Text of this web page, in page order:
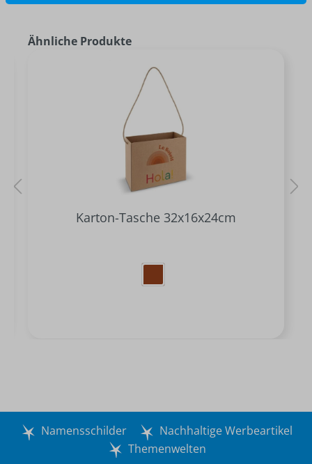
Ähnliche Produkte
Karton-Tasche 32x16x24cm
Namensschilder
Nachhaltige Werbeartikel
Themenwelten